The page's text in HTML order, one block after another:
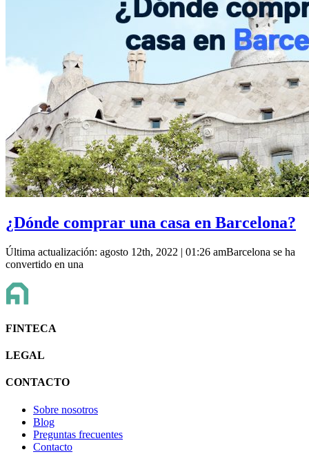
¿Dónde comprar una casa en Barcelona?
Última actualización: agosto 12th, 2022 | 01:26 amBarcelona se ha
convertido en una
FINTECA
LEGAL
CONTACTO
Sobre nosotros
Blog
Preguntas frecuentes
Contacto